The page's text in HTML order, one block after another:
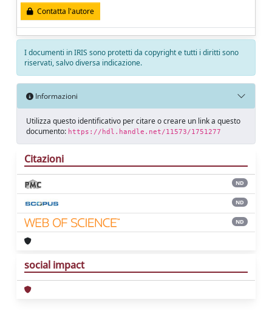
Contatta l'autore
I documenti in IRIS sono protetti da copyright e tutti i diritti sono
riservati, salvo diversa indicazione.
Informazioni
Utilizza questo identificativo per citare o creare un link a questo
documento: https://hdl.handle.net/11573/1751277
Citazioni
ND
ND
ND
social impact